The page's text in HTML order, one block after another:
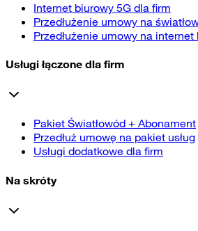
Internet biurowy 5G dla firm
Przedłużenie umowy na
Przedłużenie umowy na internet
Usługi łączone dla firm
Pakiet Światłowód + Abonament
Przedłuż umowę na pakiet usług
Usługi dodatkowe dla firm
Na skróty